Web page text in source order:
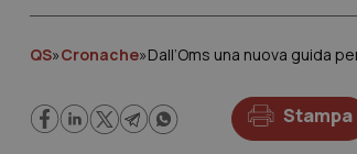
QS»Cronache»Dall’Oms una nuova guida
Stampa